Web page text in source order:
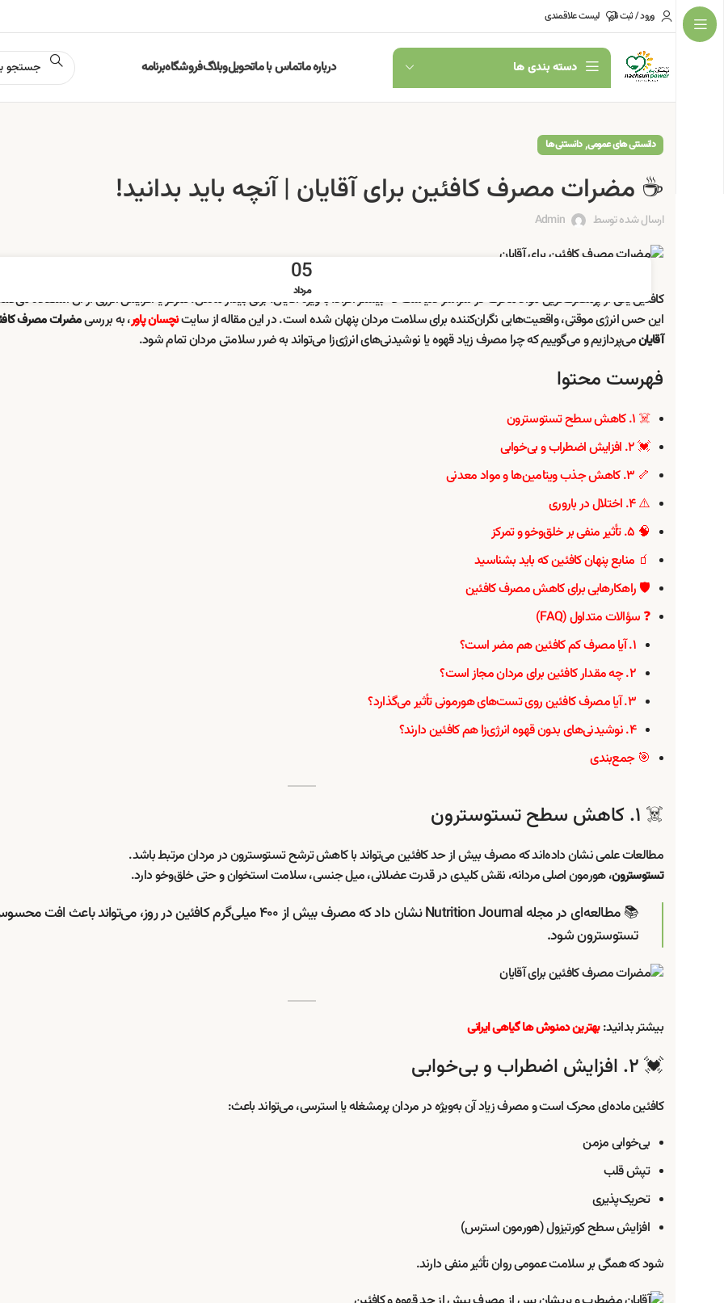
ورود / ثبت نام لیست علاقمندی
دسته بندی ها درباره ماتماس با ماتحویلوبلاگفروشگاهبرنامه
دانستنی های عمومی,دانستنی ها
☕ مضرات مصرف کافئین برای آقایان | آنچه باید بدانید!
ارسال شده توسط Admin
05
مرداد
کافئین یکی از پرمصرف‌ترین مواد محرک در سراسر دنیاست که بیشتر افراد، به‌ویژه آقایان، برای بیدار ماندن، تمرکز یا افزایش انرژی از آن استفاده
این حس انرژی موقتی، واقعیت‌هایی نگران‌کننده برای سلامت مردان پنهان شده است. در این مقاله از سایتنچسان پاور، به بررسیمضرات مصرف
آقایانمی‌پردازیم و می‌گوییم که چرا مصرف زیاد قهوه یا نوشیدنی‌های انرژی‌زا می‌تواند به ضرر سلامتی مردان تمام شود.
فهرست محتوا
☠️ ۱. کاهش سطح تستوسترون
💓 ۲. افزایش اضطراب و بی‌خوابی
🦴 ۳. کاهش جذب ویتامین‌ها و مواد معدنی
⚠️ ۴. اختلال در باروری
🧠 ۵. تأثیر منفی بر خلق‌وخو و تمرکز
🧃 منابع پنهان کافئین که باید بشناسید
🛡️ راهکارهایی برای کاهش مصرف کافئین
❓ سؤالات متداول (FAQ)
۱. آیا مصرف کم کافئین هم مضر است؟
۲. چه مقدار کافئین برای مردان مجاز است؟
۳. آیا مصرف کافئین روی تست‌های هورمونی تأثیر می‌گذارد؟
۴. نوشیدنی‌های بدون قهوه انرژی‌زا هم کافئین دارند؟
🎯 جمع‌بندی
☠️ ۱. کاهش سطح تستوسترون
مطالعات علمی نشان داده‌اند که مصرف بیش از حد کافئین می‌تواند با کاهش ترشح تستوسترون در مردان مرتبط باشد.
تستوسترون، هورمون اصلی مردانه، نقش کلیدی در قدرت عضلانی، میل جنسی، سلامت استخوان و حتی خلق‌وخو دارد.
📚 مطالعه‌ای در مجلهNutrition Journal
نشان داد که مصرف بیش از ۴۰۰ میلی‌گرم کافئین در روز، می‌تواند باعث
تستوسترون شود.
بیشتر بدانید:بهترین دمنوش ها گیاهی ایرانی
💓 ۲. افزایش اضطراب و بی‌خوابی
کافئین ماده‌ای محرک است و مصرف زیاد آن به‌ویژه در مردان پرمشغله یا استرسی، می‌تواند باعث:
بی‌خوابی مزمن
تپش قلب
تحریک‌پذیری
افزایش سطح کورتیزول (هورمون استرس)
شود که همگی بر سلامت عمومی روان تأثیر منفی دارند.